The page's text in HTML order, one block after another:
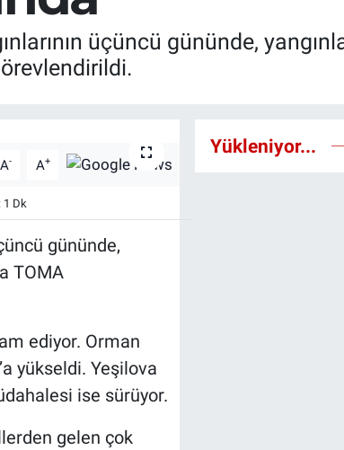
üçüncü gününde,
A- A+
1 Dk
gününde,
TOMA
ediyor. Orman
yükseldi. Yeşilova
ise sürüyor.
gelen çok
Yükleniyor...